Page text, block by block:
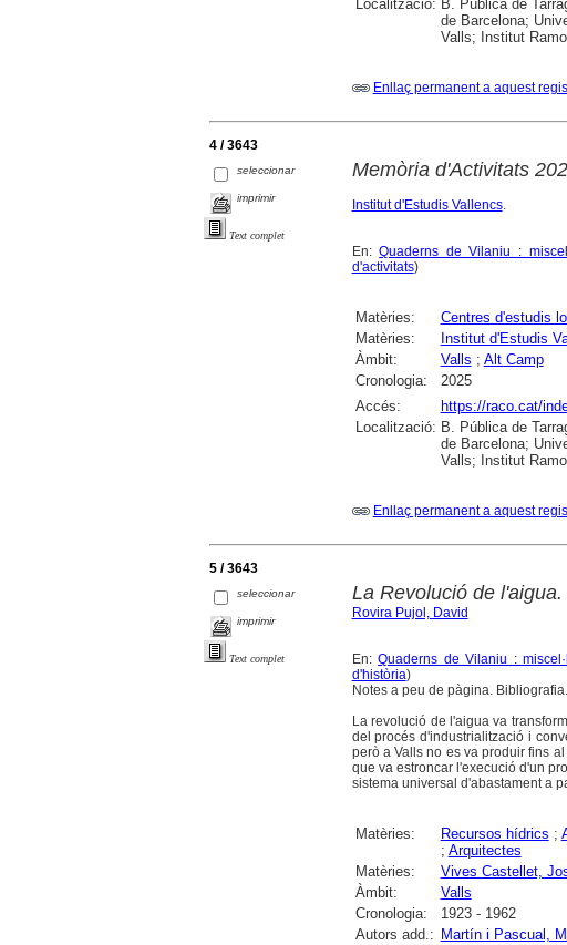
Localització: B. Pública de
de Barcelona;
Valls; Institut
Enllaç permanent a aquest
4 / 3643
seleccionar
imprimir
Text complet
Memòria d'Activitats
Institut d'Estudis Vallencs.
En:Quaderns de Vilaniu :
d'activitats)
Matèries: Centres d'estudis
Matèries:
Institut d'Estudis
Àmbit:
Valls ; Alt Camp
Cronologia:
2025
Accés:
https://raco.cat/
Localització: B. Pública de
de Barcelona;
Valls; Institut
Enllaç permanent a aquest
5 / 3643
seleccionar
imprimir
Text complet
La Revolució de
Rovira Pujol, David
En:Quaderns de Vilaniu :
d'història)
Notes a peu de pàgina.
La revolució de l'aigua va
del procés d'industrialització i
però a Valls no es va produir fins
que va estroncar l'execució d'un
sistema universal d'abastament a
Matèries: Recursos hídrics ;
; Arquitectes
Matèries:
Vives Castellet,
Àmbit:
Valls
Cronologia:
1923 - 1962
Autors add.: Martín i Pascual,